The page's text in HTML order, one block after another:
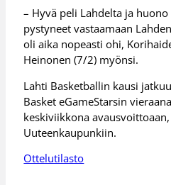
– Hyvä peli Lahdelta ja
pystyneet vastaamaan
oli aika nopeasti ohi,
Heinonen (7/2) myönsi.
Lahti Basketballin kausi
Basket eGameStarsin
keskiviikkona
Uuteenkaupunkiin.
Ottelutilasto